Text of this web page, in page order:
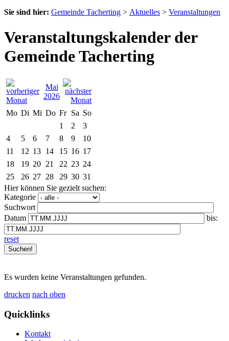
Sie sind hier: Gemeinde Tacherting > Aktuelles > Veranstaltungen
Veranstaltungskalender der
Gemeinde Tacherting
Mai
2026
Mo Di Mi Do Fr Sa So
1
2
3
4
5 6 7 8 9
10
11
12 13 14 15 16 17
18
19 20 21 22 23 24
25
26 27 28 29 30 31
Hier können Sie gezielt suchen:
Kategorie
Suchwort
Datum
bis:
reset
Es wurden keine Veranstaltungen gefunden.
drucken nach oben
Quicklinks
Kontakt